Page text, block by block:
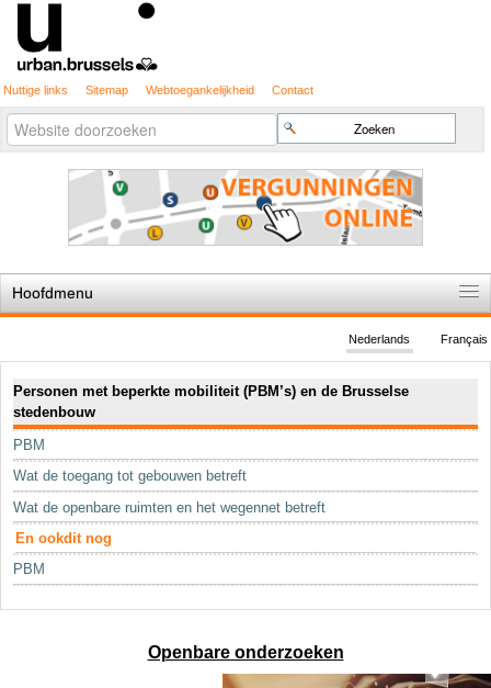
Nuttige links Sitemap Webtoegankelijkheid Contact
Zoek
Geavanceerd
zoeken...
Hoofdmenu
De spelregels
Stedenbouwkundige vergunning
Cartografie
Studies en publicaties
Sleutelwoorden
Stedenbouwkundige inlichtingen
Français
Nederlands
Personen met beperkte mobiliteit (PBM’s) en de Brusselse
stedenbouw
PBM
Wat de toegang tot gebouwen betreft
Wat de openbare ruimten en het wegennet betreft
En ookdit nog
PBM
Openbare onderzoeken